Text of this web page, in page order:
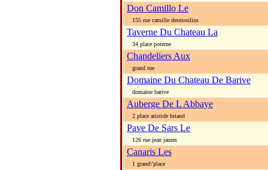
Don Camillo Le
155 rue camille desmoulins
Taverne Du Chateau La
34 place poterne
Chandeliers Aux
grand rue
Domaine Du Chateau De Barive
domaine barive
Auberge De L Abbaye
2 place aristide briand
Pave De Sars Le
126 rue jean jaures
Canaris Les
1 grand\'place